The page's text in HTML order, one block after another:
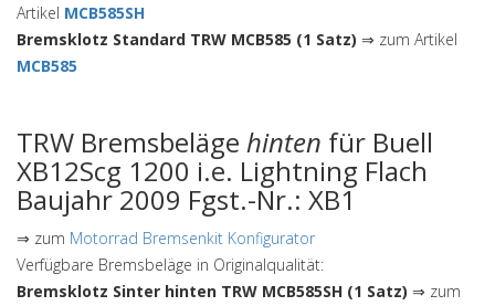
Artikel MCB585SH
Bremsklotz Standard TRW MCB585 (1 Satz) ⇒ zum Artikel
MCB585
TRW Bremsbeläge hinten für Buell
XB12Scg 1200 i.e. Lightning Flach
Baujahr 2009 Fgst.-Nr.: XB1
⇒ zum Motorrad Bremsenkit Konfigurator
Verfügbare Bremsbeläge in Originalqualität:
Bremsklotz Sinter hinten TRW MCB585SH (1 Satz) ⇒ zum